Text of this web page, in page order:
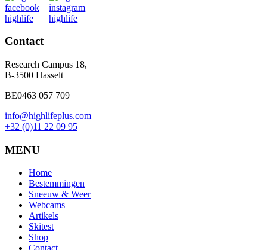
Contact
Research Campus 18,
B-3500 Hasselt
BE0463 057 709
info@highlifeplus.com
+32 (0)11 22 09 95
MENU
Home
Bestemmingen
Sneeuw & Weer
Webcams
Artikels
Skitest
Shop